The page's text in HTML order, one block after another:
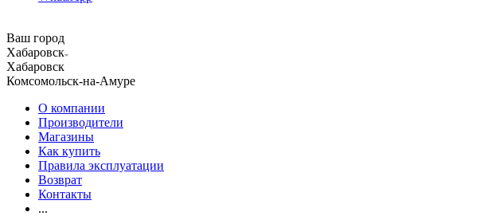
Ваш город
Хабаровск
Хабаровск
Комсомольск-на-Амуре
О компании
Производители
Магазины
Как купить
Правила эксплуатации
Возврат
Контакты
...